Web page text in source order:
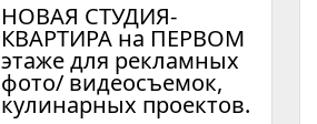
НОВАЯ СТУДИЯ-
КВАРТИРА на ПЕРВОМ
этаже для рекламных
фото/ видеосъемок,
кулинарных проектов.